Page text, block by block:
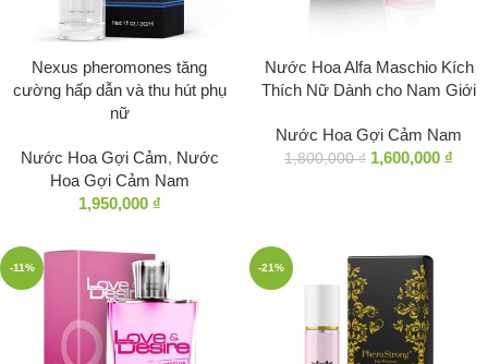
Nexus pheromones tăng
cường hấp dẫn và thu hút phụ
nữ
Nước Hoa Gợi Cảm, Nước
Hoa Gợi Cảm Nam
1,950,000 ₫
Nước Hoa Alfa Maschio Kích
Thích Nữ Dành cho Nam Giới
Nước Hoa Gợi Cảm Nam
1,800,000₫ 1,600,000 ₫
-11% -21%